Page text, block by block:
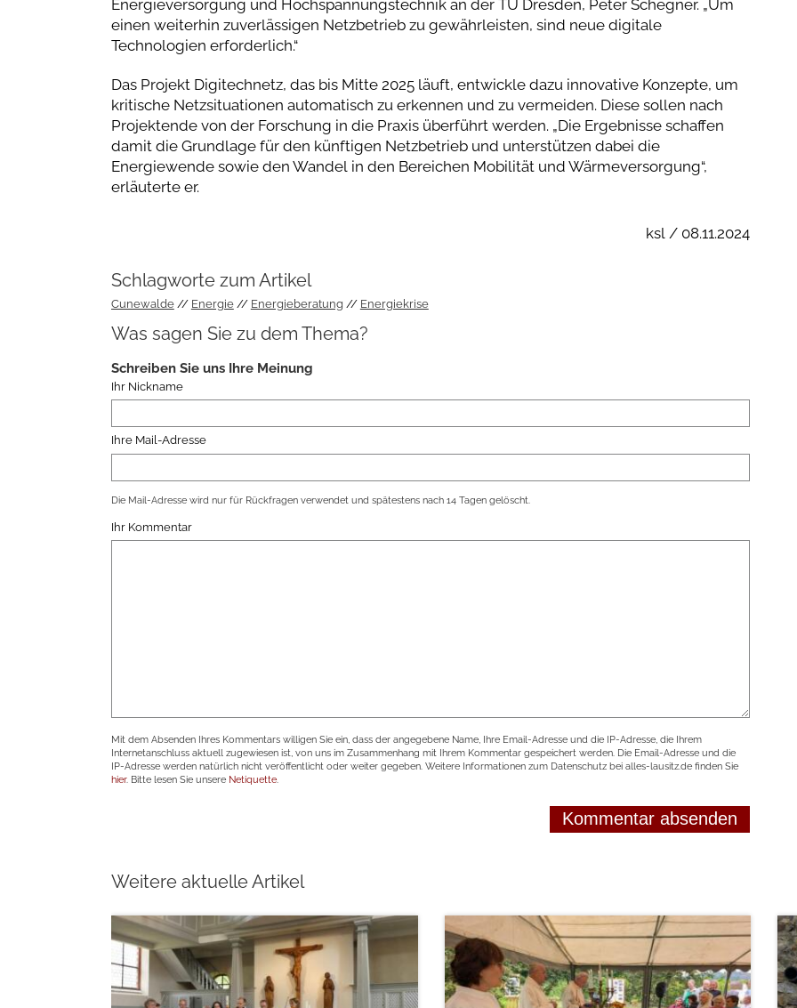
Energieversorgung und Hochspannungstechnik an der TU Dresden, Peter Schegner. „Um
einen weiterhin zuverlässigen Netzbetrieb zu gewährleisten, sind neue digitale
Technologien erforderlich.“
Das Projekt Digitechnetz, das bis Mitte 2025 läuft, entwickle dazu innovative Konzepte, um
kritische Netzsituationen automatisch zu erkennen und zu vermeiden. Diese sollen nach
Projektende von der Forschung in die Praxis überführt werden. „Die Ergebnisse schaffen
damit die Grundlage für den künftigen Netzbetrieb und unterstützen dabei die
Energiewende sowie den Wandel in den Bereichen Mobilität und Wärmeversorgung“,
erläuterte er.
ksl / 08.11.2024
Schlagworte zum Artikel
Cunewalde Energie Energieberatung Energiekrise
Was sagen Sie zu dem Thema?
Schreiben Sie uns Ihre Meinung
Ihr Nickname
Ihre Mail-Adresse
Die Mail-Adresse wird nur für Rückfragen verwendet und spätestens nach 14 Tagen gelöscht.
Ihr Kommentar
Mit dem Absenden Ihres Kommentars willigen Sie ein, dass der angegebene Name, Ihre Email-Adresse und die IP-Adresse, die Ihrem
Internetanschluss aktuell zugewiesen ist, von uns im Zusammenhang mit Ihrem Kommentar gespeichert werden. Die Email-Adresse und die
IP-Adresse werden natürlich nicht veröffentlicht oder weiter gegeben. Weitere Informationen zum Datenschutz bei alles-lausitz.de finden Sie
hier. Bitte lesen Sie unsere Netiquette.
Weitere aktuelle Artikel
weiterlesen weiterlesen